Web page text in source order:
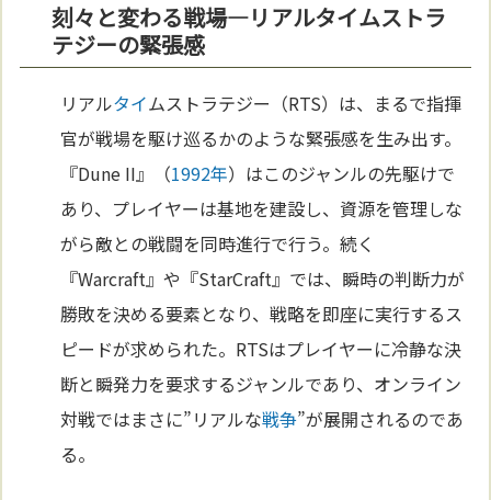
刻々と変わる戦場—リアルタイムストラ
テジーの緊張感
リアルタイムストラテジー（RTS）は、まるで指揮
官が戦場を駆け巡るかのような緊張感を生み出す。
『Dune II』（1992年）はこのジャンルの先駆けで
あり、プレイヤーは基地を建設し、資源を管理しな
がら敵との戦闘を同時進行で行う。続く
『Warcraft』や『StarCraft』では、瞬時の判断力が
勝敗を決める要素となり、戦略を即座に実行するス
ピードが求められた。RTSはプレイヤーに冷静な決
断と瞬発力を要求するジャンルであり、オンライン
対戦ではまさに”リアルな戦争”が展開されるのであ
る。